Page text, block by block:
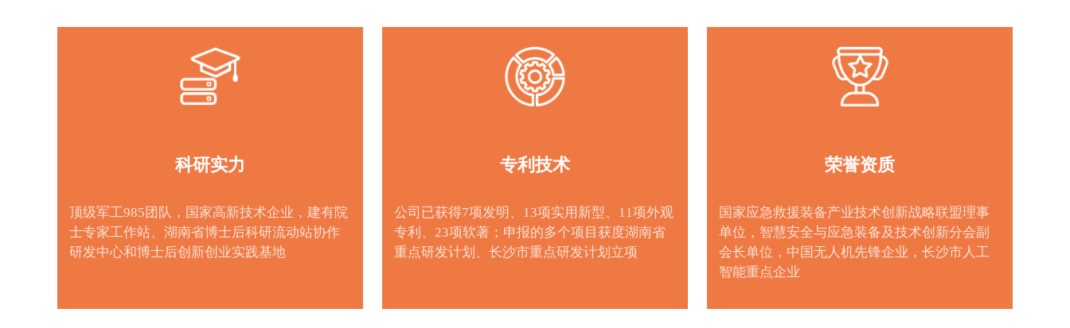
科研实力
顶级军工985团队，国家高新技术企业，建有院
士专家工作站、湖南省博士后科研流动站协作
研发中心和博士后创新创业实践基地
专利技术
公司已获得7项发明、13项实用新型、11项外观
专利、23项软著；申报的多个项目获度湖南省
重点研发计划、长沙市重点研发计划立项
荣誉资质
国家应急救援装备产业技术创新战略联盟理事
单位，智慧安全与应急装备及技术创新分会副
会长单位，中国无人机先锋企业，长沙市人工
智能重点企业